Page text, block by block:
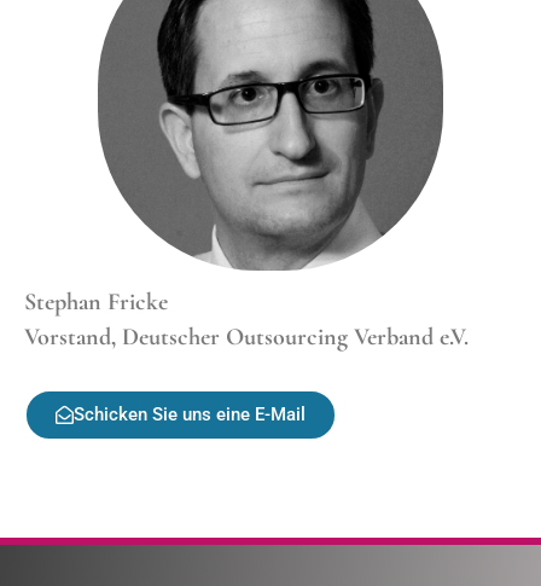
Stephan Fricke
Vorstand, Deutscher Outsourcing Verband e.V.
Schicken Sie uns eine E-Mail